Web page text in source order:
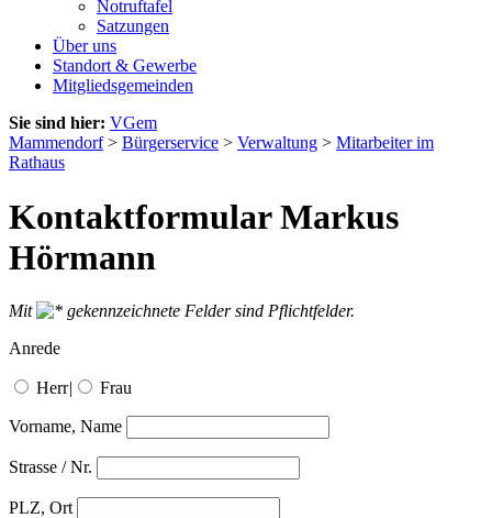
Notruftafel
Satzungen
Über uns
Standort & Gewerbe
Mitgliedsgemeinden
Sie sind hier: VGem
Mammendorf> Bürgerservice > Verwaltung > Mitarbeiter im
Rathaus
Kontaktformular Markus
Hörmann
Mit
gekennzeichnete Felder sind Pflichtfelder.
Anrede
Herr| Frau
Vorname, Name
Strasse / Nr.
PLZ, Ort